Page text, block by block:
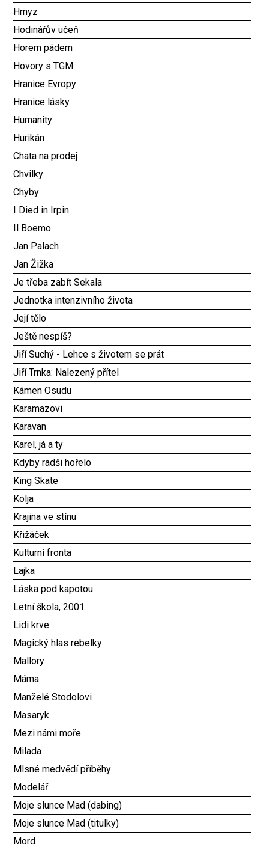
Hmyz
Hodinářův učeň
Horem pádem
Hovory s TGM
Hranice Evropy
Hranice lásky
Humanity
Hurikán
Chata na prodej
Chvilky
Chyby
I Died in Irpin
Il Boemo
Jan Palach
Jan Žižka
Je třeba zabít Sekala
Jednotka intenzivního života
Její tělo
Ještě nespíš?
Jiří Suchý - Lehce s životem se prát
Jiří Trnka: Nalezený přítel
Kámen Osudu
Karamazovi
Karavan
Karel, já a ty
Kdyby radši hořelo
King Skate
Kolja
Krajina ve stínu
Křižáček
Kulturní fronta
Lajka
Láska pod kapotou
Letní škola, 2001
Lidi krve
Magický hlas rebelky
Mallory
Máma
Manželé Stodolovi
Masaryk
Mezi námi moře
Milada
Mlsné medvědí příběhy
Modelář
Moje slunce Mad (dabing)
Moje slunce Mad (titulky)
Mord